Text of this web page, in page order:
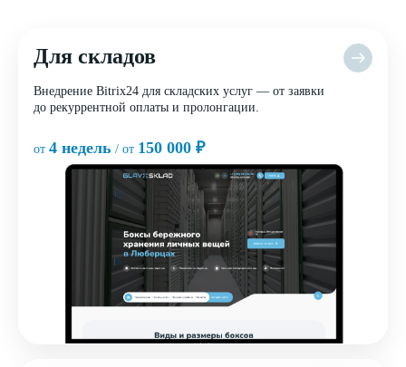
Для складов
Внедрение Bitrix24 для складских услуг — от заявки
до рекуррентной оплаты и пролонгации.
от 4 недель / от 150 000 ₽